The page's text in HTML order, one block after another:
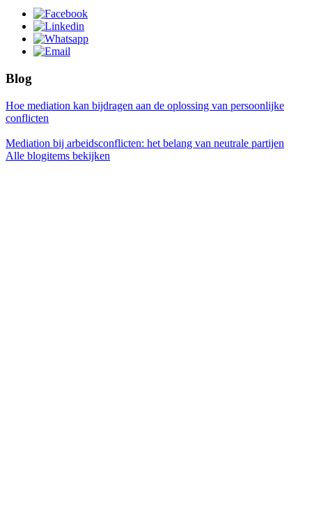
Blog
Hoe mediation kan bijdragen aan de oplossing van persoonlijke
conflicten
Mediation bij arbeidsconflicten: het belang van neutrale partijen
Alle blogitems bekijken